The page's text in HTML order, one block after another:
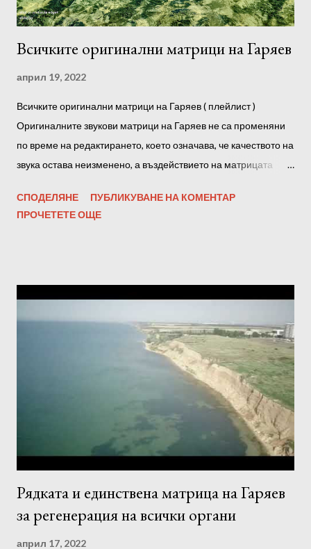
желателно да се настроите към програмата, да се отпуснете
напълно, ако е възможно, без ч...
Всичките оригинални матрици на Гаряев
април 19, 2022
Всичките оригинални матрици на Гаряев ( плейлист )
Оригиналните звукови матрици на Гаряев не са променяни
по време на редактирането, което означава, че качеството на
звука остава неизменено, а въздействието на матрицата
звуковата пътечка не е повлияна от всякакви оптимизатори,
нормализатори и софтуерни усилватели. Също така
Матриците на Гаряев : 1. 1-2 пъти дневно, не по-късно от 2
часа преди лягане. За жените - едномесечен курс за слушане
всеки ден. За мъже - едномесечен курс на слушане, всеки
втори ден. -Програмата трябва да се използва сутрин, през
деня или вечер. 2. Силата на звука не трябва да е твърде
висока. 3. Прослушването за предпочитане трябва да става с
качествени слушалки или тонколони. 4. Настройте се на
програмата, преди да я слушате, отпу...
СПОДЕЛЯНЕ
ПУБЛИКУВАНЕ НА КОМЕНТАР
ПРОЧЕТЕТЕ ОЩЕ
Рядката и единствена матрица на Гаряев
за регенерация на всички органи
април 17, 2022